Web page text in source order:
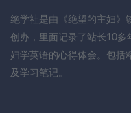
绝学社是由《绝望的主妇》
创办，里面记录了站长10多
妇学英语的心得体会。包括
及学习笔记。